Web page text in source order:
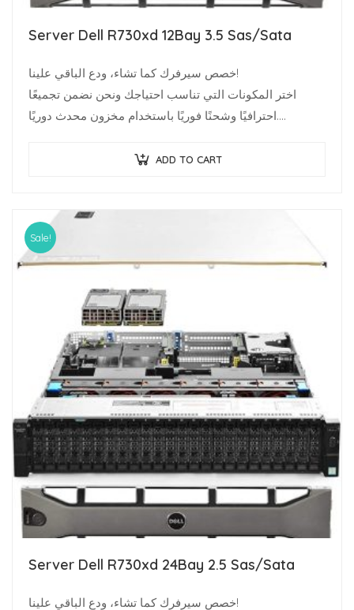
Server Dell R730xd 12Bay 3.5 Sas/Sata
خصص سيرفرك كما تشاء، ودع الباقي علينا!
اختر المكونات التي تناسب احتياجك ونحن نضمن تجميعًا
احترافيًا وشحنًا فوريًا باستخدام مخزون محدث دوريًا.
ADD TO CART
Sale!
Server Dell R730xd 24Bay 2.5 Sas/Sata
خصص سيرفرك كما تشاء، ودع الباقي علينا!